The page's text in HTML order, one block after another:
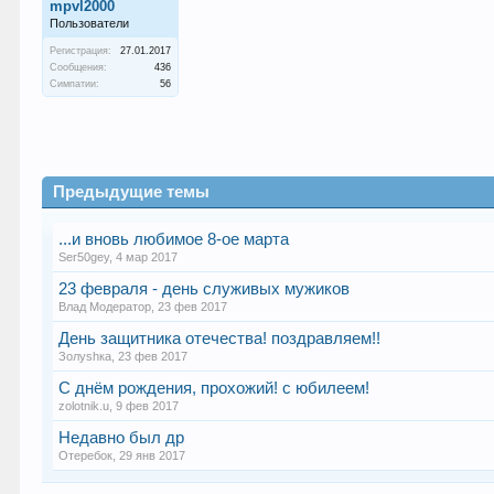
mpvl2000
Пользователи
Регистрация:
27.01.2017
Сообщения:
436
Симпатии:
56
Предыдущие темы
...и вновь любимое 8-ое марта
Ser50gey,4 мар 2017
23 февраля - день служивых мужиков
Влад Модератор ,23 фев 2017
День защитника отечества! поздравляем!!
Золуshка ,23 фев 2017
С днём рождения, прохожий! с юбилеем!
zolotnik.u ,9 фев 2017
Недавно был др
Отеребок ,29 янв 2017